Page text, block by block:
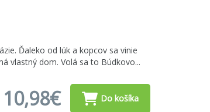
Ďaleko od lúk a kopcov sa vinie
vlastný dom. Volá sa to Búdkovo...
10,98€ Do košíka